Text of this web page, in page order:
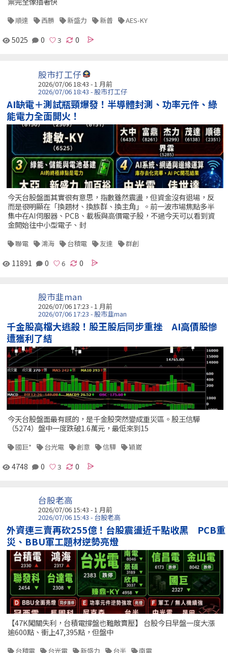
順達 西勝 新盛力 新普 AES-KY
5025 0 0
股市打工仔
2026/07/06 18:43 - 1 月前
2026/07/06 18:43 - 股市打工仔
AI缺電＋測試瓶頸爆發！半導體封測、功率元件、綠
能電力全面開火！
今天台股盤面其實很有意思，指數雖然震盪，但資金沒有退場，反
而是很明顯在「換題材、換族群、換主角」。前一波市場焦點多半
集中在AI伺服器、PCB、載板與高價電子股，不過今天可以看到資
金開始往中小型電子、封
聯電 鴻海 台積電 友達 群創
11891 0 0
股市韭man
2026/07/06 17:23 - 1 月前
2026/07/06 17:23 - 股市韭man
千金股高檔大逃殺！股王股后同步重挫 AI高價股慘
遭獲利了結
今天台股盤面最有感的，是千金股突然變成重災區。股王信驊
（5274）盤中一度跌破1.6萬元，最低來到15
國巨* 台光電 創意 信驊 穎崴
4748 0 0
台股老高
2026/07/06 15:43 - 1 月前
2026/07/06 15:43 - 台股老高
外資連三賣再砍255億！台股震盪近千點收黑 PCB重
災、BBU軍工題材逆勢亮燈
【47K闖關失利，台積電撐盤也難敵賣壓】 台股今日早盤一度大漲
逾600點、衝上47,395點，但盤中
台積電 台光電 新盛力 台半 南電